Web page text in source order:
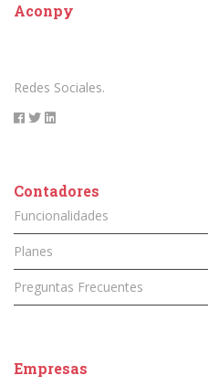
Aconpy
Redes Sociales.
Contadores
Funcionalidades
Planes
Preguntas Frecuentes
Empresas